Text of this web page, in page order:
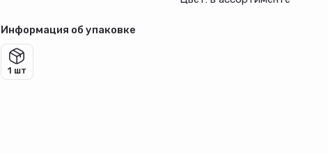
Информация об упаковке
1 шт